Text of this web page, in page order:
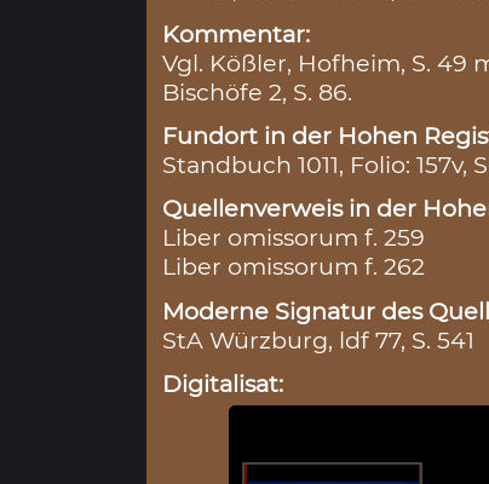
Kommentar:
Vgl. Kößler, Hofheim, S. 49
Bischöfe 2, S. 86.
Fundort in der Hohen
Standbuch 1011, Folio:
Quellenverweis in der
Liber omissorum f. 259
Liber omissorum f. 262
Moderne Signatur des
StA Würzburg, ldf 77, S. 541
Digitalisat: